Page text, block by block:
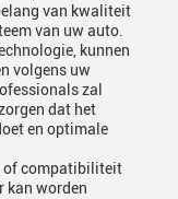
van kwaliteit
van uw auto.
kunnen
volgens uw
zal
dat het
en optimale
of compatibiliteit
kan worden